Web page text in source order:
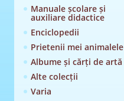
Manuale școlare și
auxiliare didactice
Enciclopedii
Prietenii mei animalele
Albume și cărți de artă
Alte colecții
Varia